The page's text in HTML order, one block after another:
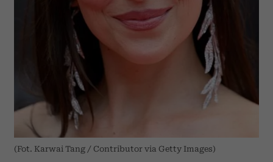
(Fot. Karwai Tang / Contributor via Getty Images)